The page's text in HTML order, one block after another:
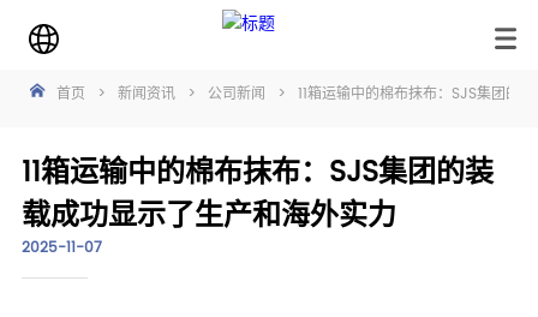
首页 > 新闻资讯 > 公司新闻 > 11箱运输中的棉布抹布：SJS集团的
11箱运输中的棉布抹布：SJS集团的装
载成功显示了生产和海外实力
2025-11-07